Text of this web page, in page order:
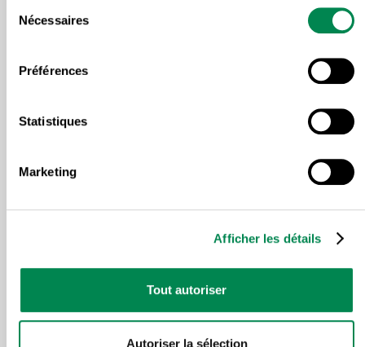
Nécessaires
Préférences
Statistiques
Marketing
Afficher les détails
Tout autoriser
Autoriser la sélection
services sociaux (APTS), la Centrale des syndicats
démocratiques (CSD), la Coalition solidarité santé
(CSS), la Confédération des syndicats nationaux
(CSN), la Centrale des syndicats du Québec (CSQ),
Québec (FIQ), la Fédération des travailleurs et
regroupements provinciaux d’organismes
de défense des droits des consommateurs.